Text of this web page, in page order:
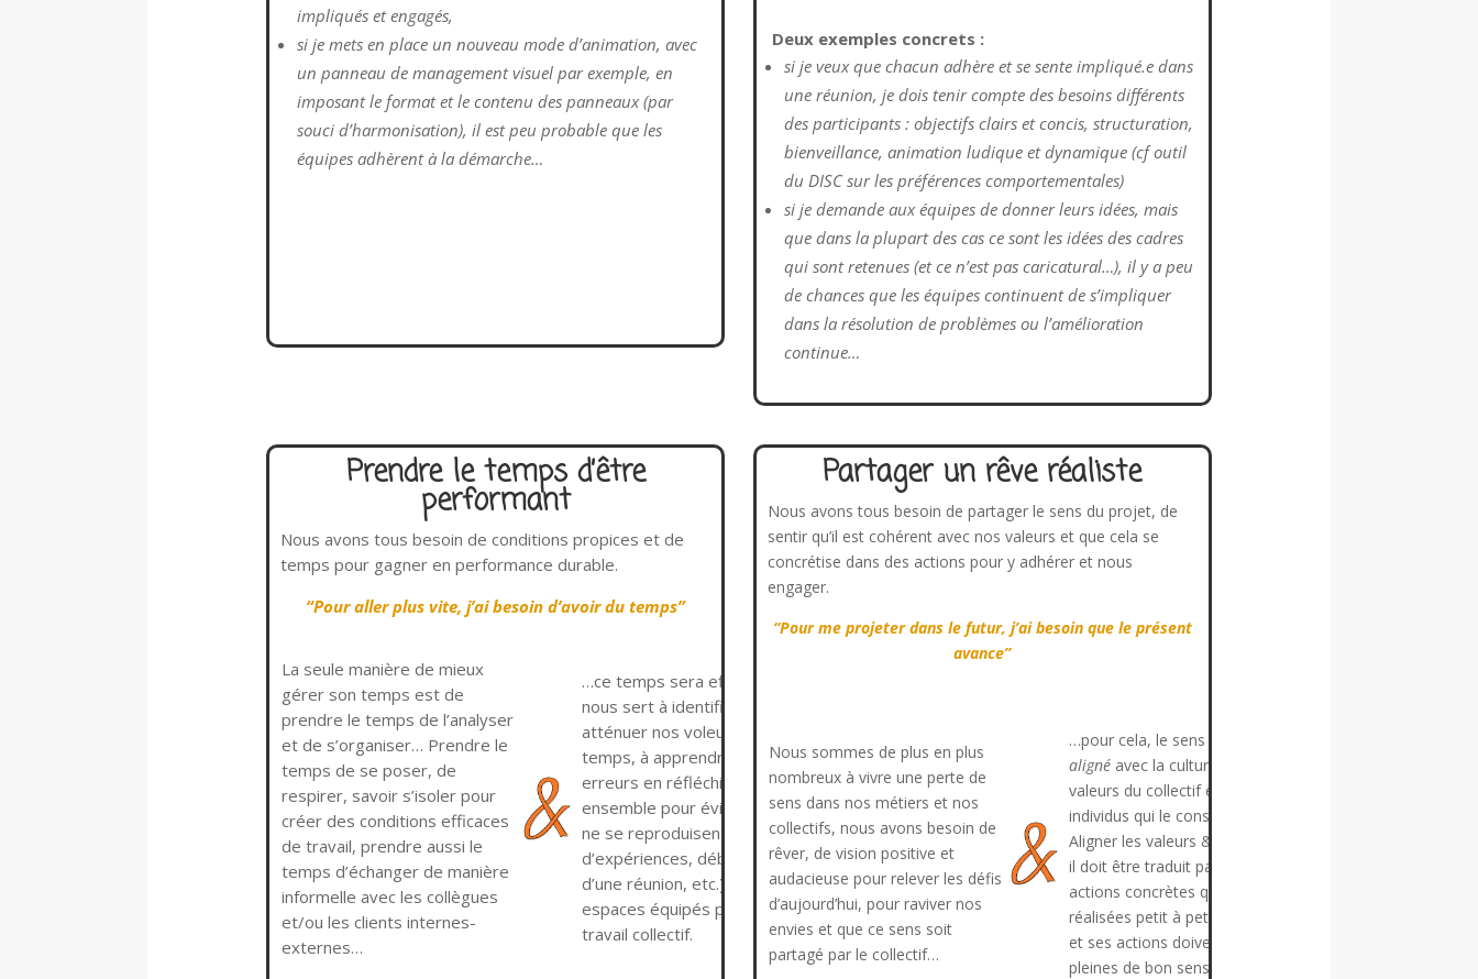
impliqués et engagés,
si je mets en place un nouveau mode d’animation, avec
un panneau de management visuel par exemple, en
imposant le format et le contenu des panneaux (par
souci d’harmonisation), il est peu probable que les
équipes adhèrent à la démarche…
Deux exemples concrets :
si je veux que chacun adhère et se sente impliqué.e dans
une réunion, je dois tenir compte des besoins différents
des participants : objectifs clairs et concis, structuration,
bienveillance, animation ludique et dynamique (cf outil
du DISC sur les préférences comportementales)
si je demande aux équipes de donner leurs idées, mais
que dans la plupart des cas ce sont les idées des cadres
qui sont retenues (et ce n’est pas caricatural…), il y a peu
de chances que les équipes continuent de s’impliquer
dans la résolution de problèmes ou l’amélioration
continue…
Prendre le temps d’être
performant
Nous avons tous besoin de conditions propices et de
temps pour gagner en performance durable.
“Pour aller plus vite, j’ai besoin d’avoir du temps”
La seule manière de mieux
gérer son temps est de
prendre le temps de l’analyser
et de s’organiser… Prendre le
temps de se poser, de
respirer, savoir s’isoler pour
créer des conditions efficaces
de travail, prendre aussi le
temps d’échanger de manière
informelle avec les collègues
et/ou les clients internes-
externes…
…ce temps sera efficace s’il
nous sert à identifier et
atténuer nos voleurs de
temps, à apprendre de nos
erreurs en réfléchissant
ensemble pour éviter qu’elles
ne se reproduisent (retour
d’expériences, débrief à la fin
d’une réunion, etc.), dans des
espaces équipés pour le
travail collectif.
Partager un rêve réaliste
Nous avons tous besoin de partager le sens du projet, de
sentir qu’il est cohérent avec nos valeurs et que cela se
concrétise dans des actions pour y adhérer et nous
engager.
“Pour me projeter dans le futur, j’ai besoin que le présent
avance”
Nous sommes de plus en plus
nombreux à vivre une perte de
sens dans nos métiers et nos
collectifs, nous avons besoin de
rêver, de vision positive et
audacieuse pour relever les défis
d’aujourd’hui, pour raviver nos
envies et que ce sens soit
partagé par le collectif…
…pour cela, le sens doit être
alignéavec la culture et les
valeurs du collectif et des
individus qui le constituent (cf
Aligner les valeurs & la culture),
il doit être traduit par des
actions concrètes qui vont être
réalisées petit à petit (pas à pas)
et ses actions doivent être
pleines de bon sens…